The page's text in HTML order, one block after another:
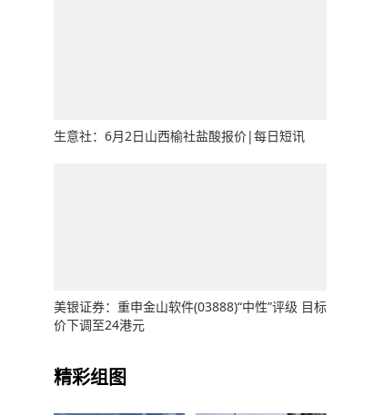
生意社：6月2日山西榆社盐酸报价|每日短讯
美银证券：重申金山软件(03888)“中性”评级 目标
价下调至24港元
精彩组图